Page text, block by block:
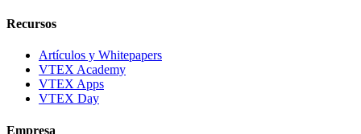
Recursos
Artículos y Whitepapers
VTEX Academy
VTEX Apps
VTEX Day
Empresa